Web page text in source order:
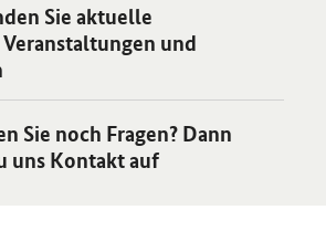
Sie aktuelle
und
Sie noch Fragen? Dann
uns Kontakt auf